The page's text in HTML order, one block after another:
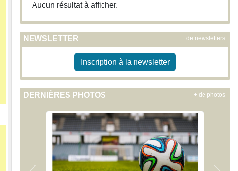
Aucun résultat à afficher.
NEWSLETTER
Inscription à la newsletter
+ de newsletters
DERNIÈRES PHOTOS + de photos